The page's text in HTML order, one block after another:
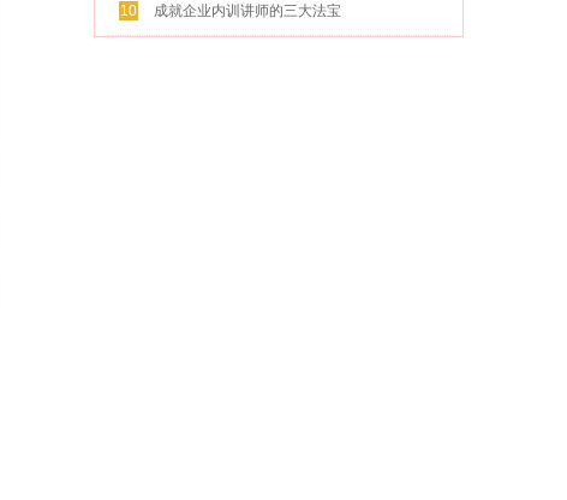
10 成就企业内训讲师的三大法宝